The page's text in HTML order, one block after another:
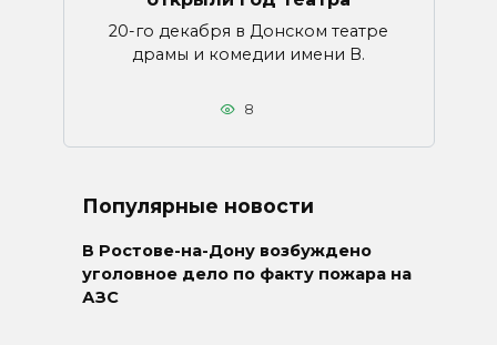
20-го декабря в Донском театре
драмы и комедии имени В.
8
Популярные новости
В Ростове-на-Дону возбуждено
уголовное дело по факту пожара на
АЗС